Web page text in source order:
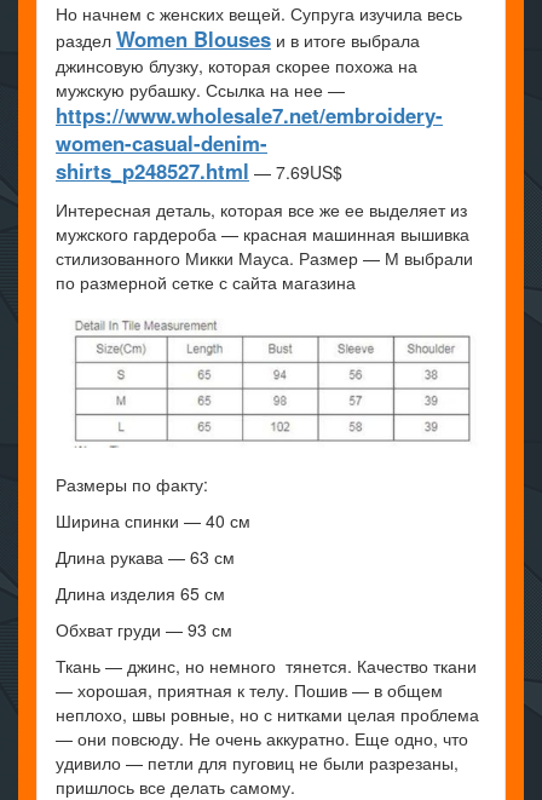
Но начнем с женских вещей. Супруга изучила весь
раздел Women Blouses и в итоге выбрала
джинсовую блузку, которая скорее похожа на
мужскую рубашку. Ссылка на нее —
https://www.wholesale7.net/embroidery-
women-casual-denim-
shirts_p248527.html — 7.69US$
Интересная деталь, которая все же ее выделяет из
мужского гардероба — красная машинная вышивка
стилизованного Микки Мауса. Размер — М выбрали
по размерной сетке с сайта магазина
Размеры по факту:
Ширина спинки — 40 см
Длина рукава — 63 см
Длина изделия 65 см
Обхват груди — 93 см
Ткань — джинс, но немного тянется. Качество ткани
— хорошая, приятная к телу. Пошив — в общем
неплохо, швы ровные, но с нитками целая проблема
— они повсюду. Не очень аккуратно. Еще одно, что
удивило — петли для пуговиц не были разрезаны,
пришлось все делать самому.